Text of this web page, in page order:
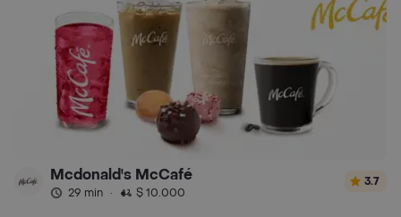
Mcdonald's McCafé
29 min · $ 10.000
3.7